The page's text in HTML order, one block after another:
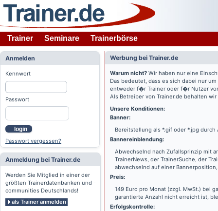
Trainer Seminare Trainerbörse
Anmelden
Kennwort
Passwort
login
Passwort vergessen?
Anmeldung bei Trainer.de
Werden Sie Mitglied in einer der
größten Trainerdatenbanken und -
communities Deutschlands!
als Trainer anmelden
Werbung bei Trainer.de
Warum nicht? Wir haben nur eine
Das bedeutet, dass es sich dabei nur
entweder f�r Trainer oder f�r Nutzer
Als Betreiber von Trainer.de behalten
Unsere Konditionen:
Banner:
Bereitstellung als *.gif oder *.jpg durch
Bannereinblendung:
Abwechselnd nach Zufallsprinzip mit
TrainerNews, der TrainerSuche, der
abwechselnd auf einer
Preis:
149 Euro pro Monat (zzgl. MwSt.) bei
garantierte Anzahl nicht erreicht ist,
Erfolgskontrolle: